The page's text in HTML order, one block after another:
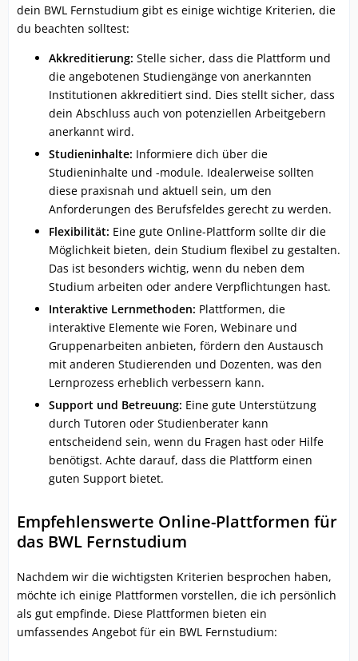
dein BWL Fernstudium gibt es einige wichtige Kriterien, die
du beachten solltest:
Akkreditierung: Stelle sicher, dass die Plattform und
die angebotenen Studiengänge von anerkannten
Institutionen akkreditiert sind. Dies stellt sicher, dass
dein Abschluss auch von potenziellen Arbeitgebern
anerkannt wird.
Studieninhalte: Informiere dich über die
Studieninhalte und -module. Idealerweise sollten
diese praxisnah und aktuell sein, um den
Anforderungen des Berufsfeldes gerecht zu werden.
Flexibilität: Eine gute Online-Plattform sollte dir die
Möglichkeit bieten, dein Studium flexibel zu gestalten.
Das ist besonders wichtig, wenn du neben dem
Studium arbeiten oder andere Verpflichtungen hast.
Interaktive Lernmethoden: Plattformen, die
interaktive Elemente wie Foren, Webinare und
Gruppenarbeiten anbieten, fördern den Austausch
mit anderen Studierenden und Dozenten, was den
Lernprozess erheblich verbessern kann.
Support und Betreuung: Eine gute Unterstützung
durch Tutoren oder Studienberater kann
entscheidend sein, wenn du Fragen hast oder Hilfe
benötigst. Achte darauf, dass die Plattform einen
guten Support bietet.
Empfehlenswerte Online-Plattformen für
das BWL Fernstudium
Nachdem wir die wichtigsten Kriterien besprochen haben,
möchte ich einige Plattformen vorstellen, die ich persönlich
als gut empfinde. Diese Plattformen bieten ein
umfassendes Angebot für ein BWL Fernstudium: